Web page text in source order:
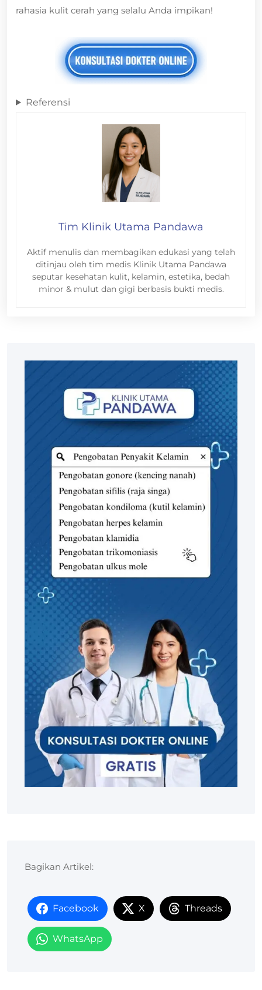
rahasia kulit cerah yang selalu Anda impikan!
Referensi
Tim Klinik Utama Pandawa
Aktif menulis dan membagikan edukasi yang telah
ditinjau oleh tim medis Klinik Utama Pandawa
seputar kesehatan kulit, kelamin, estetika, bedah
minor & mulut dan gigi berbasis bukti medis.
Bagikan Artikel:
Facebook X Threads
WhatsApp